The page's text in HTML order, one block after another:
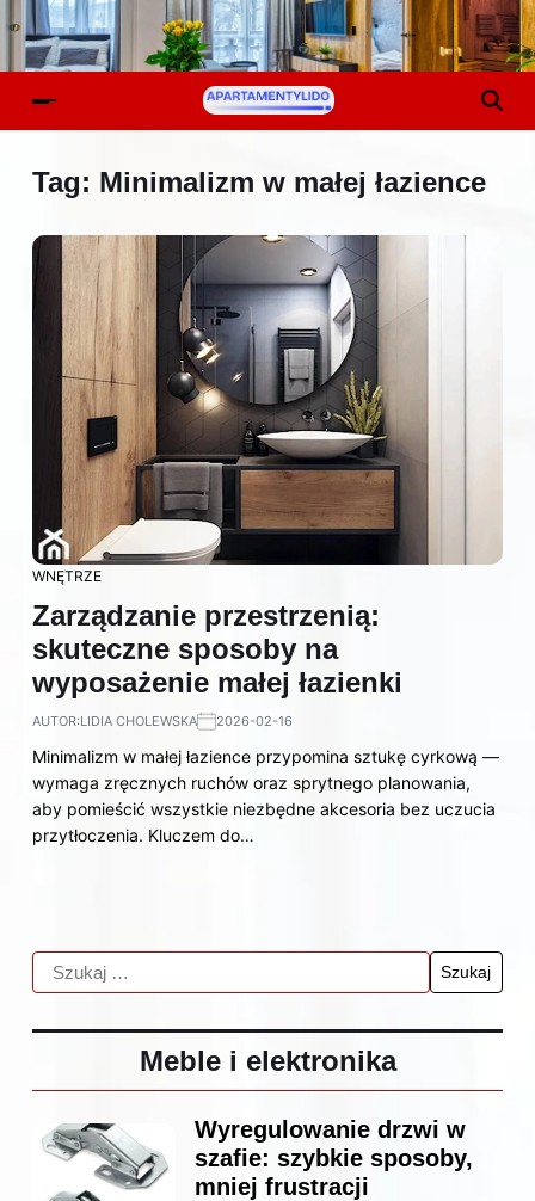
Tag: Minimalizm w małej łazience
WNĘTRZE
Zarządzanie przestrzenią:
skuteczne sposoby na
wyposażenie małej łazienki
AUTOR:LIDIA CHOLEWSKA 2026-02-16
Minimalizm w małej łazience przypomina sztukę cyrkową —
wymaga zręcznych ruchów oraz sprytnego planowania,
aby pomieścić wszystkie niezbędne akcesoria bez uczucia
przytłoczenia. Kluczem do…
Meble i elektronika
Wyregulowanie drzwi w
szafie: szybkie sposoby,
mniej frustracji